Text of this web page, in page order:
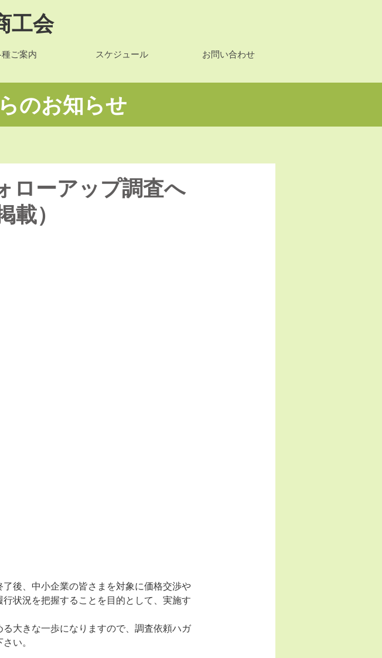
工会
ご案内 スケジュール お問い合わせ
のお知らせ
ローアップ調査へ
）
後、中小企業の皆さまを対象に価格交渉や
状況を把握することを目的として、実施す
大きな一歩になりますので、調査依頼ハガ
い。